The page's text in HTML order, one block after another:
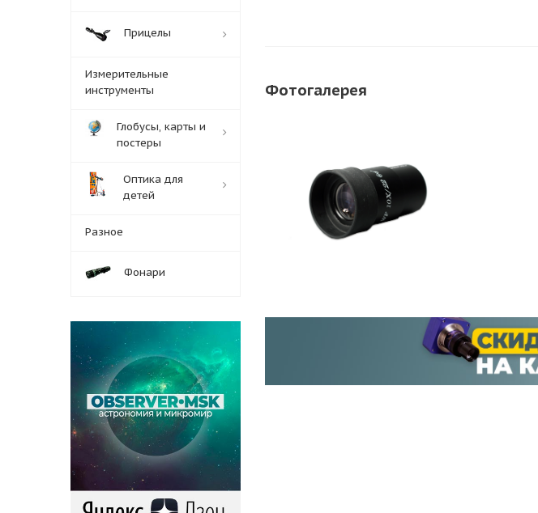
Фотогалерея
Прицелы
Измерительные
инструменты
Глобусы, карты и
постеры
Оптика для
детей
Разное
Фонари